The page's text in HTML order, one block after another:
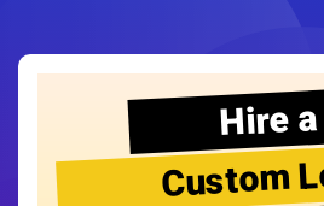
Hire a
Custom